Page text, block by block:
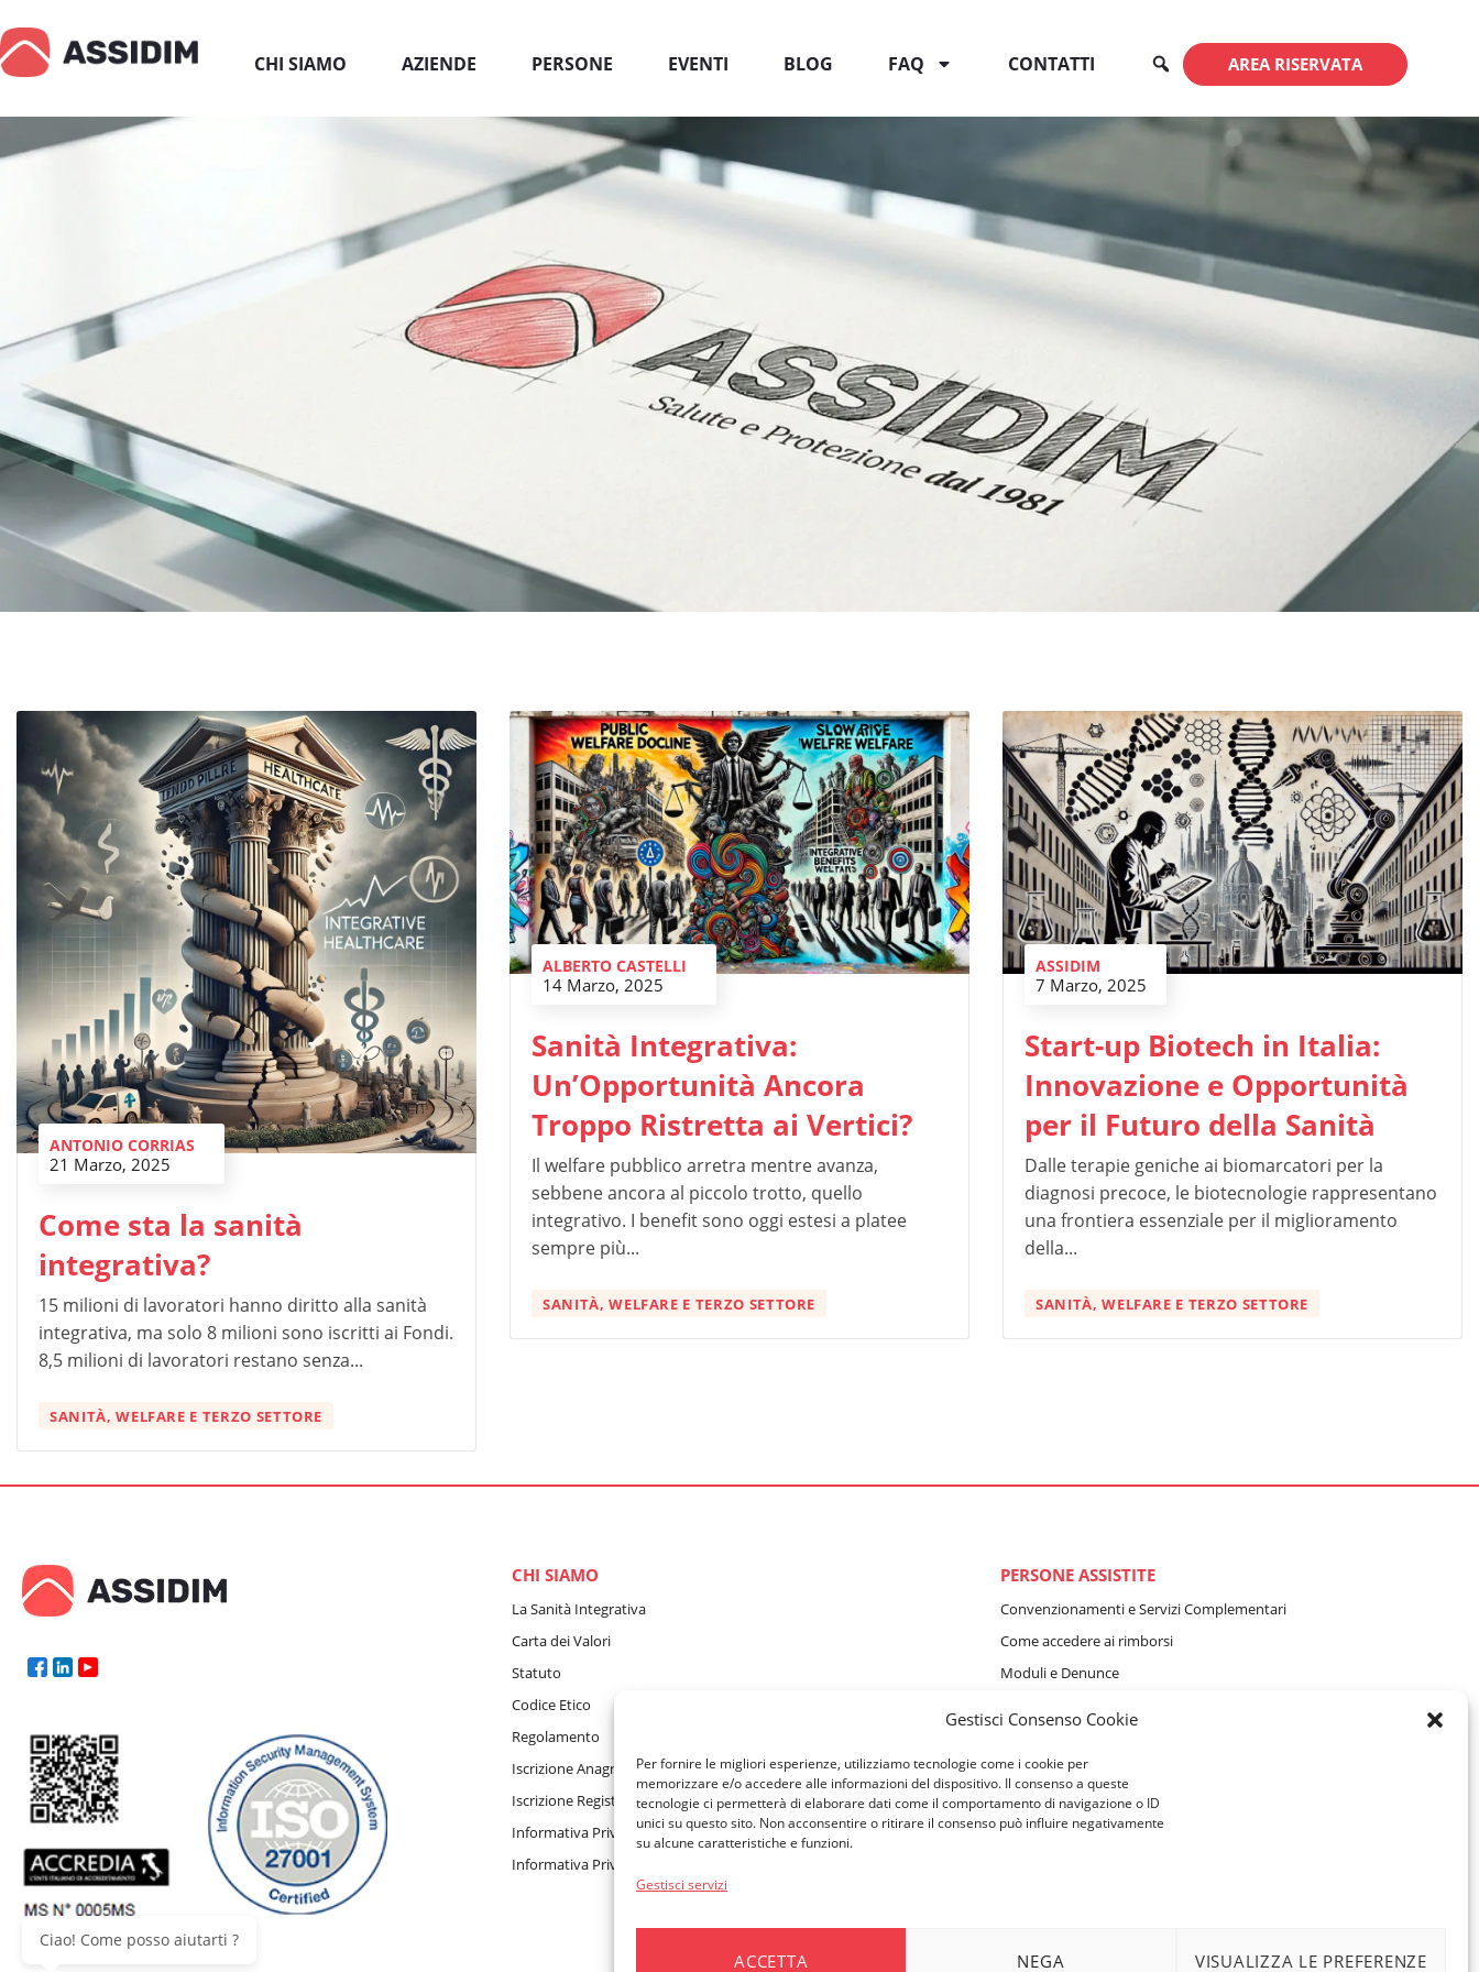
Gestisci Consenso Cookie
Per fornire le migliori esperienze, utilizziamo tecnologie come i cookie per
memorizzare e/o accedere alle informazioni del dispositivo. Il consenso a queste
tecnologie ci permetterà di elaborare dati come il comportamento di navigazione o ID
unici su questo sito. Non acconsentire o ritirare il consenso può influire negativamente
su alcune caratteristiche e funzioni.
Gestisci servizi
ACCETTA NEGA VISUALIZZA LE PREFERENZE
CHI SIAMO AZIENDE PERSONE EVENTI BLOG FAQ CONTATTI AREA RISERVATA
ANTONIO CORRIAS
21 Marzo, 2025
Come sta la sanità
integrativa?
15 milioni di lavoratori hanno diritto alla sanità
integrativa, ma solo 8 milioni sono iscritti ai Fondi.
8,5 milioni di lavoratori restano senza...
SANITÀ, WELFARE E TERZO SETTORE
ALBERTO CASTELLI
14 Marzo, 2025
Sanità Integrativa:
Un’Opportunità Ancora
Troppo Ristretta ai Vertici?
Il welfare pubblico arretra mentre avanza,
sebbene ancora al piccolo trotto, quello
integrativo. I benefit sono oggi estesi a platee
sempre più...
SANITÀ, WELFARE E TERZO SETTORE
ASSIDIM
7 Marzo, 2025
Start-up Biotech in Italia:
Innovazione e Opportunità
per il Futuro della Sanità
Dalle terapie geniche ai biomarcatori per la
diagnosi precoce, le biotecnologie rappresentano
una frontiera essenziale per il miglioramento
della...
SANITÀ, WELFARE E TERZO SETTORE
CHI SIAMO
La Sanità Integrativa
Carta dei Valori
Statuto
Codice Etico
Regolamento
Iscrizione Anagrafe Fondi
Iscrizione Registro Persone Giuridiche
Informativa Privacy Sito Internet, Cookie e assistente virtuale GAIA
Informativa Privacy Beneficiari
PERSONE ASSISTITE
Convenzionamenti e Servizi Complementari
Come accedere ai rimborsi
Moduli e Denunce
AZIENDE ASSOCIATE
Moduli e Denunce
Dati ASSIDIM per i pagamenti
Ciao! Come posso aiutarti ?